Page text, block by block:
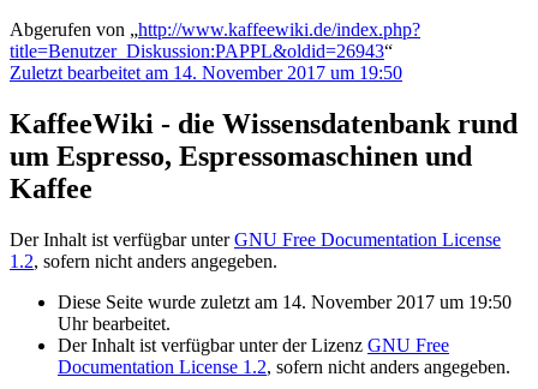
Abgerufen von „http://www.kaffeewiki.de/index.php?
title=Benutzer_Diskussion:PAPPL&oldid=26943“
Zuletzt bearbeitet am 14. November 2017 um 19:50
KaffeeWiki - die Wissensdatenbank rund
um Espresso, Espressomaschinen und
Kaffee
Der Inhalt ist verfügbar unterGNU Free Documentation License
1.2, sofern nicht anders angegeben.
Diese Seite wurde zuletzt am 14. November 2017 um 19:50
Uhr bearbeitet.
Der Inhalt ist verfügbar unter der Lizenz GNU Free
Documentation License 1.2, sofern nicht anders angegeben.